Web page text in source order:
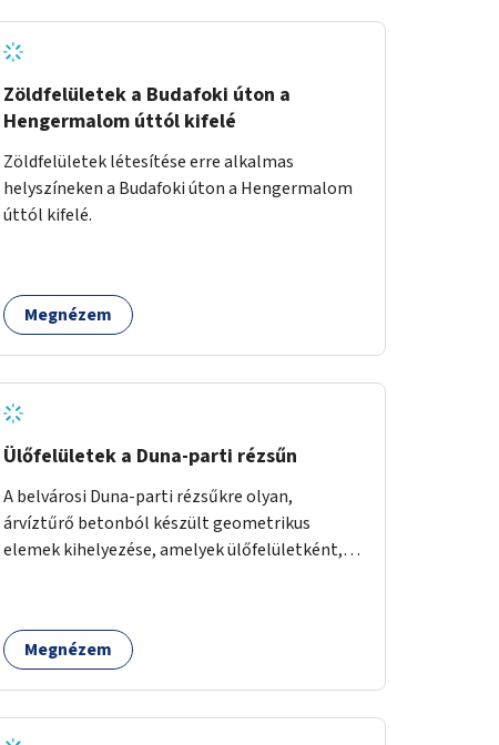
Zöldfelületek a Budafoki úton a
Hengermalom úttól kifelé
Zöldfelületek létesítése erre alkalmas
helyszíneken a Budafoki úton a Hengermalom
úttól kifelé.
Megnézem
Ülőfelületek a Duna-parti rézsűn
A belvárosi Duna-parti rézsűkre olyan,
árvíztűrő betonból készült geometrikus
elemek kihelyezése, amelyek ülőfelületként,
használhatók. Civilek bevonása a fenntartásba.
Megnézem